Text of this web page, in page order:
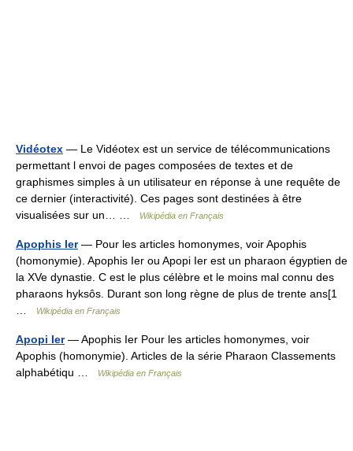
Vidéotex — Le Vidéotex est un service de télécommunications
permettant l envoi de pages composées de textes et de
graphismes simples à un utilisateur en réponse à une requête de
ce dernier (interactivité). Ces pages sont destinées à être
visualisées sur un… …
Wikipédia en Français
Apophis Ier— Pour les articles homonymes, voir Apophis
(homonymie). Apophis Ier ou Apopi Ier est un pharaon égyptien de
la XVe dynastie. C est le plus célèbre et le moins mal connu des
pharaons hyksôs. Durant son long règne de plus de trente ans[1
Wikipédia en Français
Apopi Ier— Apophis Ier Pour les articles homonymes, voir
Apophis (homonymie). Articles de la série Pharaon Classements
alphabétiqu …
Wikipédia en Français